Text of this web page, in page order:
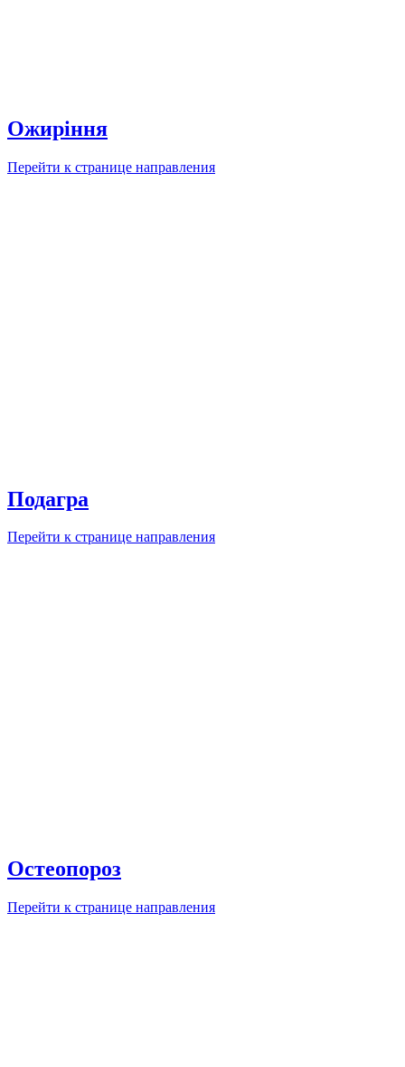
Ожиріння
Перейти к странице направления
Подагра
Перейти к странице направления
Остеопороз
Перейти к странице направления